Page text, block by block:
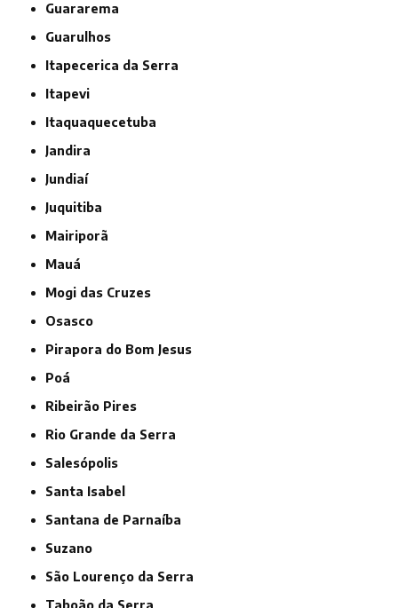
Guararema
Guarulhos
Itapecerica da Serra
Itapevi
Itaquaquecetuba
Jandira
Jundiaí
Juquitiba
Mairiporã
Mauá
Mogi das Cruzes
Osasco
Pirapora do Bom Jesus
Poá
Ribeirão Pires
Rio Grande da Serra
Salesópolis
Santa Isabel
Santana de Parnaíba
Suzano
São Lourenço da Serra